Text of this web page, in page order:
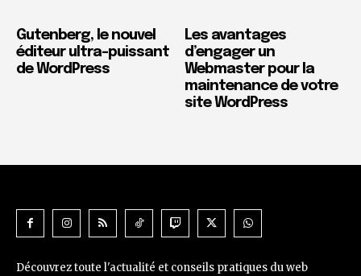
Gutenberg, le nouvel
éditeur ultra-puissant
de WordPress
Les avantages
d’engager un
Webmaster pour la
maintenance de votre
site WordPress
Découvrez toute l'actualité et conseils pratiques du web